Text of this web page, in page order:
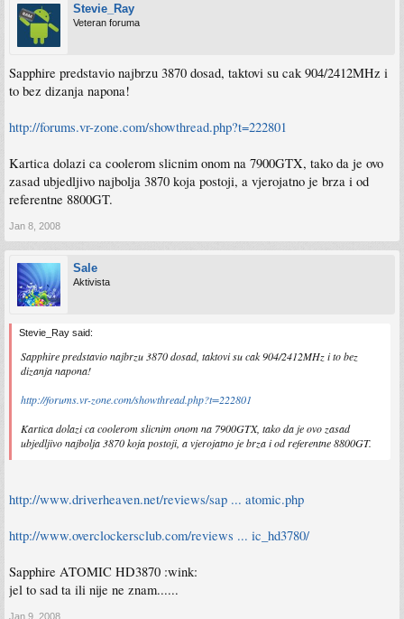
Stevie_Ray
Veteran foruma
Sapphire predstavio najbrzu 3870 dosad, taktovi su cak 904/2412MHz i
to bez dizanja napona!
http://forums.vr-zone.com/showthread.php?t=222801
Kartica dolazi ca coolerom slicnim onom na 7900GTX, tako da je ovo
zasad ubjedljivo najbolja 3870 koja postoji, a vjerojatno je brza i od
referentne 8800GT.
Jan 8, 2008
Sale
Aktivista
Stevie_Ray said:
Sapphire predstavio najbrzu 3870 dosad, taktovi su cak 904/2412MHz i to bez
dizanja napona!
http://forums.vr-zone.com/showthread.php?t=222801
Kartica dolazi ca coolerom slicnim onom na 7900GTX, tako da je ovo zasad
ubjedljivo najbolja 3870 koja postoji, a vjerojatno je brza i od referentne 8800GT.
http://www.driverheaven.net/reviews/sap ... atomic.php
http://www.overclockersclub.com/reviews ... ic_hd3780/
Sapphire ATOMIC HD3870 :wink:
jel to sad ta ili nije ne znam......
Jan 9, 2008